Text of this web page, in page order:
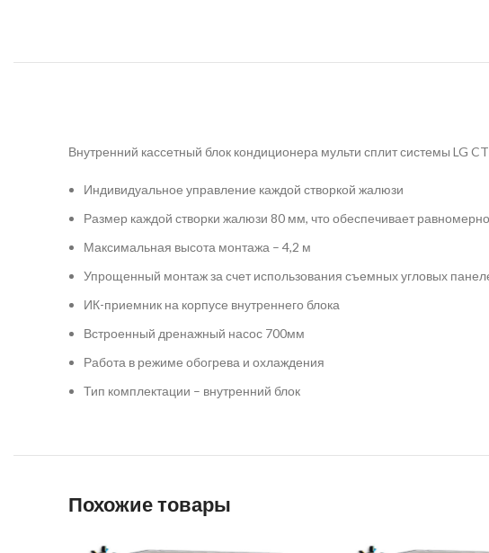
Внутренний кассетный блок кондиционера мульти сплит системы LG
Индивидуальное управление каждой створкой жалюзи
Размер каждой створки жалюзи 80 мм, что обеспечивает
Максимальная высота монтажа – 4,2 м
Упрощенный монтаж за счет использования съемных угловых
ИК-приемник на корпусе внутреннего блока
Встроенный дренажный насос 700мм
Работа в режиме обогрева и охлаждения️
Тип комплектации – внутренний блок
Похожие товары